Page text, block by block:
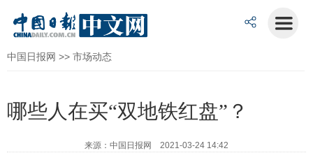
中国日报网 >> 市场动态
哪些人在买“双地铁红盘”？
来源：中国日报网 2021-03-24 14:42